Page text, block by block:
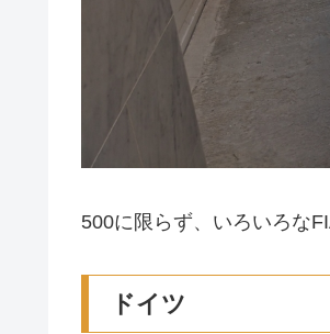
500に限らず、いろいろな
ドイツ